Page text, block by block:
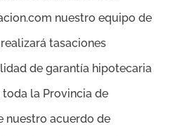
nuestro equipo de
tasaciones
de garantía hipotecaria
toda la Provincia de
nuestro acuerdo de